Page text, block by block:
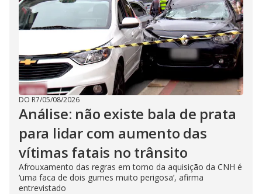
DO R7/05/08/2026
Análise: não existe bala de prata
para lidar com aumento das
vítimas fatais no trânsito
Afrouxamento das regras em torno da aquisição da CNH é
‘uma faca de dois gumes muito perigosa’, afirma
entrevistado